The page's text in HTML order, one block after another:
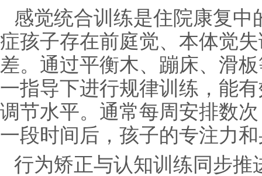
感觉统合训练是住院康复
症孩子存在前庭觉、本体觉
差。通过平衡木、蹦床、滑
一指导下进行规律训练，能
调节水平。通常每周安排数
一段时间后，孩子的专注力
行为矫正与认知训练同步